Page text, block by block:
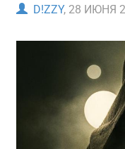
D!ZZY, 28 ИЮНЯ